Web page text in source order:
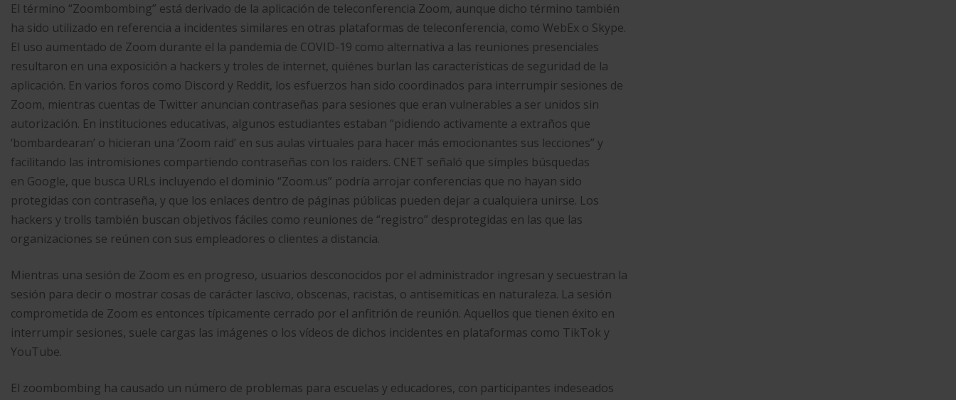
El término “Zoombombing” está derivado de la aplicación de teleconferencia Zoom, aunque dicho término también
ha sido utilizado en referencia a incidentes similares en otras plataformas de teleconferencia, como WebEx o Skype.​
El uso aumentado de Zoom durante el la pandemia de COVID-19 como alternativa a las reuniones presenciales
resultaron en una exposición a hackers y troles de internet, quiénes burlan las características de seguridad de la
aplicación. En varios foros como Discord y Reddit, los esfuerzos han sido coordinados para interrumpir sesiones de
Zoom, mientras cuentas de Twitter anuncian contraseñas para sesiones que eran vulnerables a ser unidos sin
autorización. En instituciones educativas, algunos estudiantes estaban “pidiendo activamente a extraños que
‘bombardearan’ o hicieran una ‘Zoom raid’ en sus aulas virtuales para hacer más emocionantes sus lecciones” y
facilitando las intromisiones compartiendo contraseñas con los raiders.​ CNET señaló que símples búsquedas
en Google, que busca URLs incluyendo el dominio “Zoom.us” podría arrojar conferencias que no hayan sido
protegidas con contraseña, y que los enlaces dentro de páginas públicas pueden dejar a cualquiera unirse. Los
hackers y trolls también buscan objetivos fáciles como reuniones de “registro” desprotegidas en las que las
organizaciones se reúnen con sus empleadores o clientes a distancia.​
Mientras una sesión de Zoom es en progreso, usuarios desconocidos por el administrador ingresan y secuestran la
sesión para decir o mostrar cosas de carácter lascivo, obscenas, racistas, o antisemiticas en naturaleza. La sesión
comprometida de Zoom es entonces típicamente cerrado por el anfitrión de reunión. Aquellos que tienen éxito en
interrumpir sesiones, suele cargas las imágenes o los vídeos de dichos incidentes en plataformas como TikTok y
YouTube.
El zoombombing ha causado un número de problemas para escuelas y educadores, con participantes indeseados